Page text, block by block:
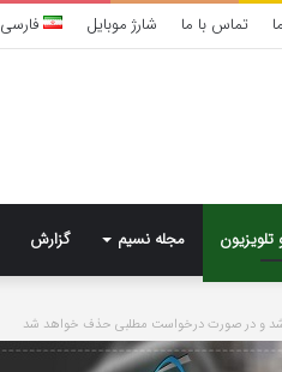
تماس با ما شارژ موبایل فارسی
تلویزیون مجله نسیم گزارش
و در صورت درخواست مطلبی حذف خواهد شد